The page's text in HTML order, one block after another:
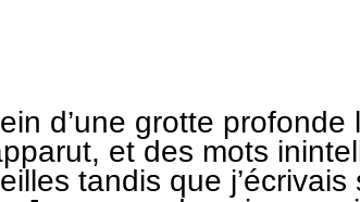
d’une grotte profonde
et des mots
tandis que j’écrivais